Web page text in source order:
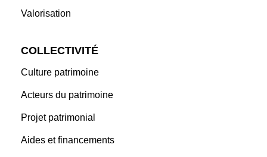
Valorisation
COLLECTIVITÉ
Culture patrimoine
Acteurs du patrimoine
Projet patrimonial
Aides et financements